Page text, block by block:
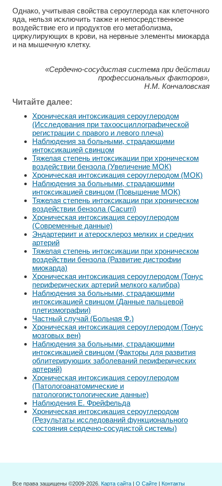
Однако, учитывая свойства сероуглерода как клеточного
яда, нельзя исключить также и непосредственное
воздействие его и продуктов его метаболизма,
циркулирующих в крови, на нервные элементы миокарда
и на мышечную клетку.
«Сердечно-сосудистая система при действии
профессиональных факторов»,
Н.М. Кончаловская
Читайте далее:
Хроническая интоксикация сероуглеродом
(Исследования при тахоосциллографической
регистрации с правого и левого плеча)
Наблюдения за больными, страдающими
интоксикацией свинцом
Тяжелая степень интоксикации при хроническом
воздействии бензола (Увеличение МОК)
Хроническая интоксикация сероуглеродом (МОК)
Наблюдения за больными, страдающими
интоксикацией свинцом (Повышение МОК)
Тяжелая степень интоксикации при хроническом
воздействии бензола (Cacurri)
Хроническая интоксикация сероуглеродом
(Современные данные)
Эндартериит и атеросклероз мелких и средних
артерий
Тяжелая степень интоксикации при хроническом
воздействии бензола (Развитие дистрофии
миокарда)
Хроническая интоксикация сероуглеродом (Тонус
периферических артерий мелкого калибра)
Наблюдения за больными, страдающими
интоксикацией свинцом (Данные пальцевой
плетизмографии)
Частный случай (Больная Ф.)
Хроническая интоксикация сероуглеродом (Тонус
мозговых вен)
Наблюдения за больными, страдающими
интоксикацией свинцом (Факторы для развития
облитерирующих заболеваний периферических
артерий)
Хроническая интоксикация сероуглеродом
(Патологоанатомические и
патологогистологические данные)
Наблюдения Е. Фрейфельда
Хроническая интоксикация сероуглеродом
(Результаты исследований функционального
состояния сердечно-сосудистой системы)
Все права защищены ©2009-2026. Карта сайта | О Сайте | Контакты